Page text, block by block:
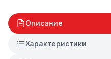
Описание
Характеристики